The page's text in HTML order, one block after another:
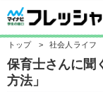
トップ > 社会人ライフ
保育士さんに聞
方法」